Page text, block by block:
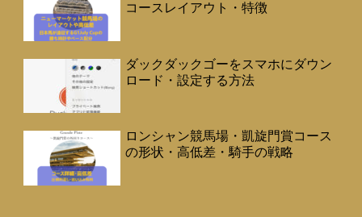
コースレイアウト・特徴
ダックダックゴーをスマホにダウン
ロード・設定する方法
ロンシャン競馬場・凱旋門賞コース
の形状・高低差・騎手の戦略